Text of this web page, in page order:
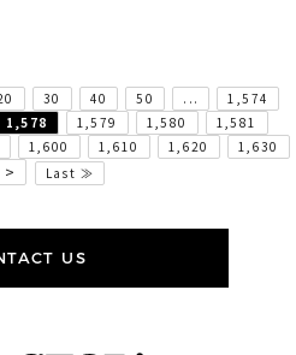
30 40 50 ...
1,574
1,578 1,579 1,580
1,581
1,600 1,610 1,620
1,630
> Last ≫
US